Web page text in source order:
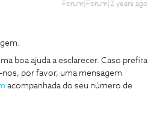
Forum|Forum|2 years ago
boa ajuda a esclarecer. Caso prefira
por favor, uma mensagem
acompanhada do seu número de